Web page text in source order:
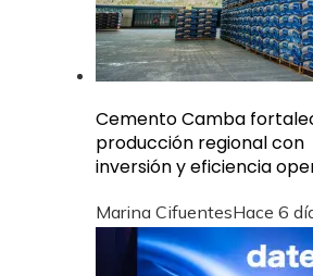
Cemento Camba
producción regional con
inversión y eficiencia
Marina CifuentesHace 6